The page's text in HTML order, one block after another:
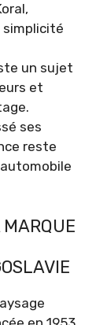
simplicité
un sujet
et
ses
reste